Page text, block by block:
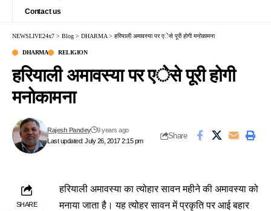
Contact us
NEWSLIVE24x7 > Blog > DHARMA > हरियाली अमावस्या पर एेसे पूरी होगी मनोकामना
DHARMA RELIGION
हरियाली अमावस्या पर एेसे पूरी होगी
मनोकामना
Last updated: July 26, 2017 2:15 pm
Rajesh Pandey 9 years ago
Share
SHARE
हरियाली अमावस्या का त्योहार सावन महीने की अमावस्या को
मनाया जाता है। यह त्योहर सावन में प्रकृति पर आई बहार